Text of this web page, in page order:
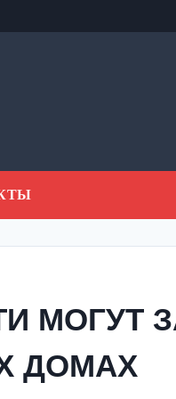
МОГУТ
ДОМАХ